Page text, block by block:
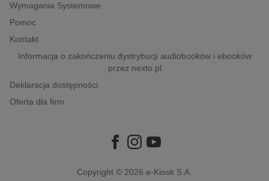
historia
Wymagania Systemowe
Pomoc
Kontakt
Informacja o zakończeniu dystrybucji audiobooków i ebooków
przez nexto.pl
Deklaracja dostępności
Oferta dla firm
Copyright © 2026 e-Kiosk S.A.